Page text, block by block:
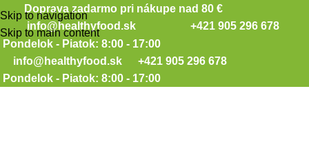
Skip to navigation
Skip to main content
Doprava zadarmo pri nákupe nad 80 €
info@healthyfood.sk
+421 905 296 678
Pondelok - Piatok: 8:00 - 17:00
info@healthyfood.sk
+421 905 296 678
Pondelok - Piatok: 8:00 - 17:00